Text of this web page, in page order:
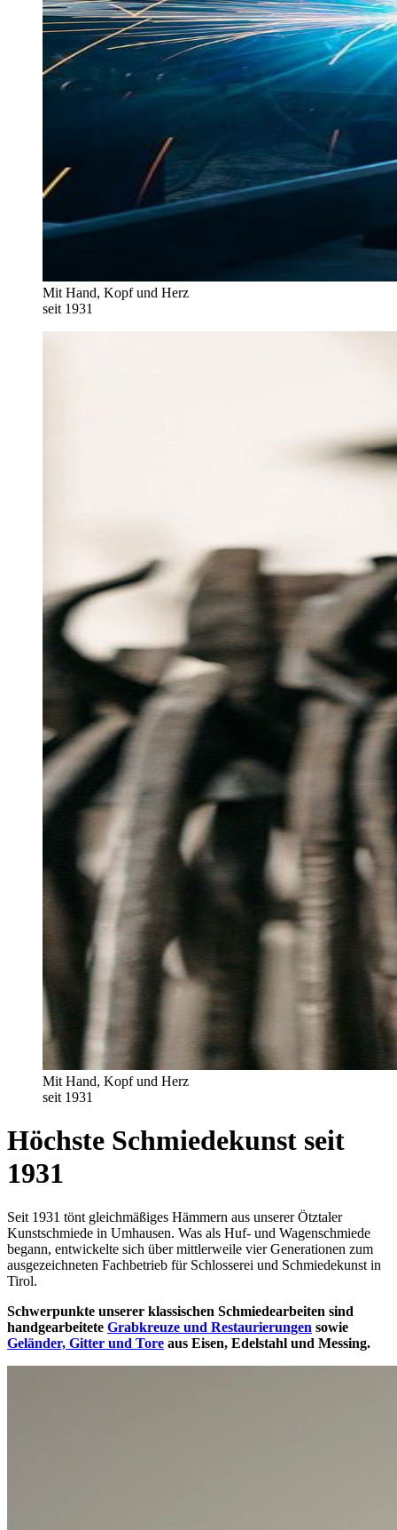
Mit Hand, Kopf und Herz
seit 1931
Mit Hand, Kopf und Herz
seit 1931
Höchste Schmiedekunst seit
1931
Seit 1931 tönt gleichmäßiges Hämmern aus unserer Ötztaler
Kunstschmiede in Umhausen. Was als Huf- und Wagenschmiede
begann, entwickelte sich über mittlerweile vier Generationen zum
ausgezeichneten Fachbetrieb für Schlosserei und Schmiedekunst in
Tirol.
Schwerpunkte unserer klassischen Schmiedearbeiten sind
handgearbeitete Grabkreuze und Restaurierungen sowie
Geländer, Gitter und Tore aus Eisen, Edelstahl und Messing.